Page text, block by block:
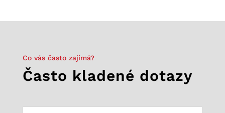
Co vás často zajímá?
Často kladené dotazy